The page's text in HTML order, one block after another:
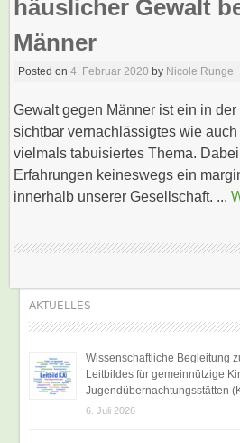
häuslicher Gewalt
Männer
Posted on4. Februar 2020 by Nicole Runge
Gewalt gegen Männer ist ein in
sichtbar vernachlässigtes wie
vielmals tabuisiertes Thema.
Erfahrungen keineswegs ein
innerhalb unserer Gesellschaft. ...
AKTUELLES
Wissenschaftliche Begleitung
Leitbildes für gemeinnützige
Jugendübernachtungsstätten
6. Juli 2026